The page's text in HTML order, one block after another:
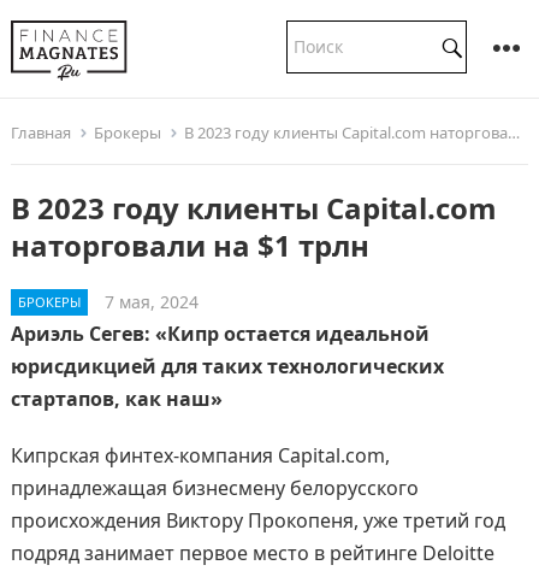
Главная Брокеры В 2023 году клиенты Capital.com наторговали на $1 трлн
В 2023 году клиенты Capital.com
наторговали на $1 трлн
БРОКЕРЫ 7 мая, 2024
Ариэль Сегев: «Кипр остается идеальной
юрисдикцией для таких технологических
стартапов, как наш»
Кипрская финтех-компания Capital.com,
принадлежащая бизнесмену белорусского
происхождения Виктору Прокопеня, уже третий год
подряд занимает первое место в рейтинге Deloitte